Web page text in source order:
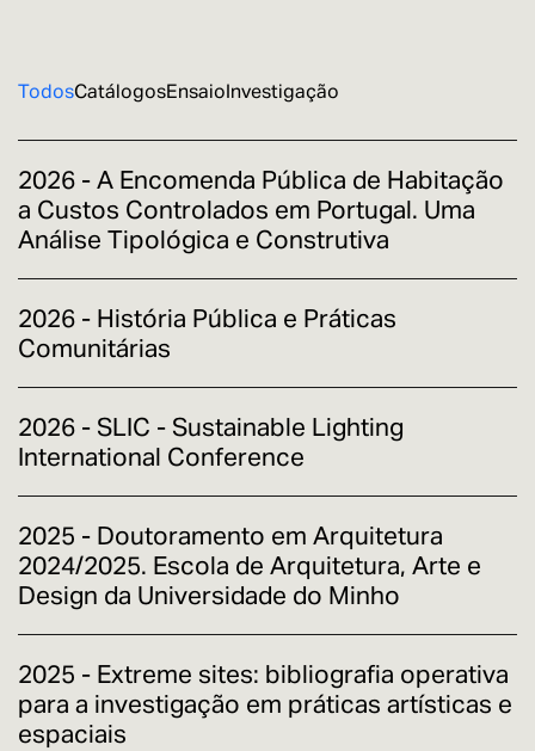
TodosCatálogosEnsaioInvestigação
2026 - A Encomenda Pública de Habitação
a Custos Controlados em Portugal. Uma
Análise Tipológica e Construtiva
2026 - História Pública e Práticas
Comunitárias
2026 - SLIC - Sustainable Lighting
International Conference
2025 - Doutoramento em Arquitetura
2024/2025. Escola de Arquitetura, Arte e
Design da Universidade do Minho
2025 - Extreme sites: bibliografia operativa
para a investigação em práticas artísticas e
espaciais